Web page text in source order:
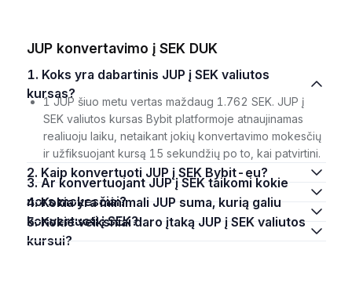
JUP konvertavimo į SEK DUK
1. Koks yra dabartinis JUP į SEK valiutos
kursas?
1 JUP šiuo metu vertas maždaug 1.762 SEK. JUP į
SEK valiutos kursas Bybit platformoje atnaujinamas
realiuoju laiku, netaikant jokių konvertavimo mokesčių
ir užfiksuojant kursą 15 sekundžių po to, kai patvirtini.
2. Kaip konvertuoti JUP į SEK Bybit-eu?
3. Ar konvertuojant JUP į SEK taikomi kokie
nors mokesčiai?
4. Kokia yra minimali JUP suma, kurią galiu
konvertuoti į SEK?
5. Kokie veiksniai daro įtaką JUP į SEK valiutos
kursui?